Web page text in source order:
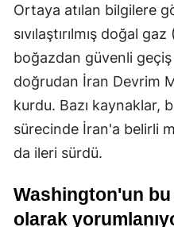
Ortaya atılan bilgilere
sıvılaştırılmış doğal
boğazdan güvenli geçiş
doğrudan İran Devrim
kurdu. Bazı kaynaklar,
sürecinde İran'a belirli
da ileri sürdü.
Washington'un bu
olarak